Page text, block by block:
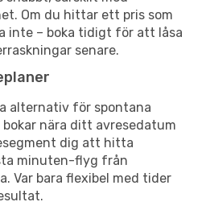
Om du hittar ett pris som
inte – boka tidigt för att låsa
senare.
alternativ för spontana
bokar nära ditt avresedatum
dig att hitta
minuten-flyg från
Var bara flexibel med tider